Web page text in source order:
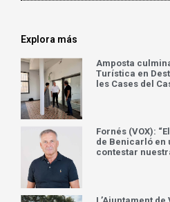
Explora más
Amposta
Turística en
les Cases del
Fornés (VOX):
de Benicarló en
contestar